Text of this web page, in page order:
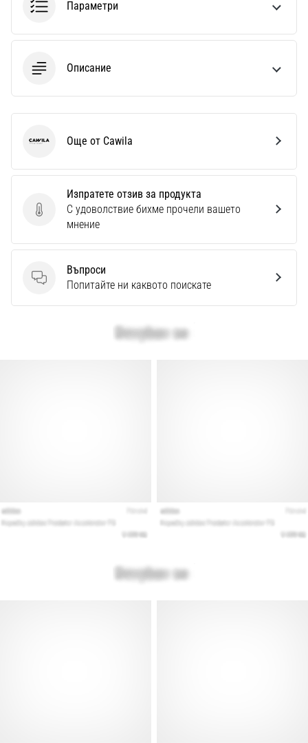
Параметри
Описание
Изпратете отзив за продукта
Изпратете отзив за продукта
С удоволствие бихме прочели вашето
мнение
Въпроси
Въпроси
Попитайте ни каквото поискате
Cawila Още от Cawila